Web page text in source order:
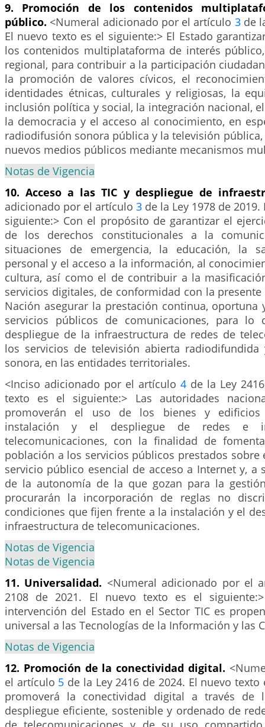
9. Promoción de los contenidos
público. <Numeral adicionado por el artículo 3de
El nuevo texto es el siguiente:> El Estado
los contenidos multiplataforma de interés
regional, para contribuir a la participación
la promoción de valores cívicos, el
identidades étnicas, culturales y religiosas, la
inclusión política y social, la integración nacional,
la democracia y el acceso al conocimiento, en
radiodifusión sonora pública y la televisión
nuevos medios públicos mediante mecanismos
Notas de Vigencia
10. Acceso a las TIC y despliegue de
adicionado por el artículo 3 de la Ley 1978 de
siguiente:> Con el propósito de garantizar el
de los derechos constitucionales a la
situaciones de emergencia, la educación, la
personal y el acceso a la información, al
cultura, así como el de contribuir a la
servicios digitales, de conformidad con la presente
Nación asegurar la prestación continua, oportuna
servicios públicos de comunicaciones, para
despliegue de la infraestructura de redes de
los servicios de televisión abierta
sonora, en las entidades territoriales.
<Inciso adicionado por el artículo 4 de la Ley
texto es el siguiente:> Las autoridades
promoverán el uso de los bienes y
instalación y el despliegue de redes e
telecomunicaciones, con la finalidad de
población a los servicios públicos prestados sobre
servicio público esencial de acceso a Internet y, a
de la autonomía de la que gozan para la
procurarán la incorporación de reglas no
condiciones que fijen frente a la instalación y el
infraestructura de telecomunicaciones.
Notas de Vigencia
Notas de Vigencia
11. Universalidad. <Numeral adicionado por el
2108 de 2021. El nuevo texto es el
intervención del Estado en el Sector TIC es
universal a las Tecnologías de la Información y las
Notas de Vigencia
12. Promoción de la conectividad digital.
el artículo 5 de la Ley 2416 de 2024. El nuevo texto
promoverá la conectividad digital a través de
despliegue eficiente, sostenible y ordenado de